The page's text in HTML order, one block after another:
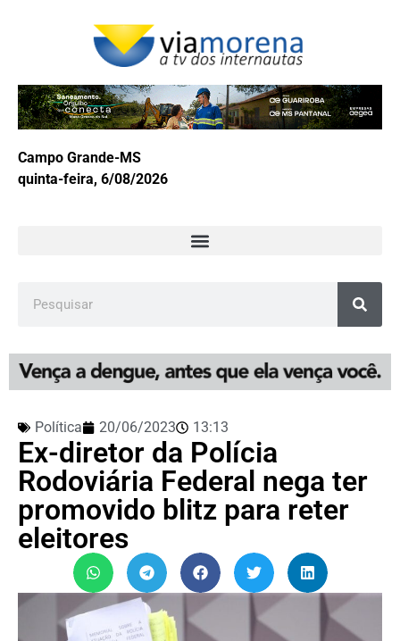
Campo Grande-MS
quinta-feira, 6/08/2026
Política 20/06/2023 13:13
Ex-diretor da Polícia
Rodoviária Federal nega ter
promovido blitz para reter
eleitores